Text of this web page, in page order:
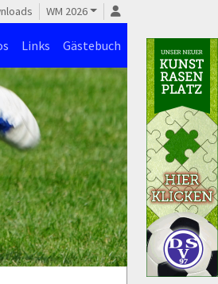
WM 2026
Links Gästebuch